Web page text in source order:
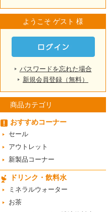
ようこそ ゲスト 様
パスワードを忘れた場合
新規会員登録（無料）
商品カテゴリ
おすすめコーナー
セール
アウトレット
新製品コーナー
ドリンク・飲料水
ミネラルウォーター
お茶